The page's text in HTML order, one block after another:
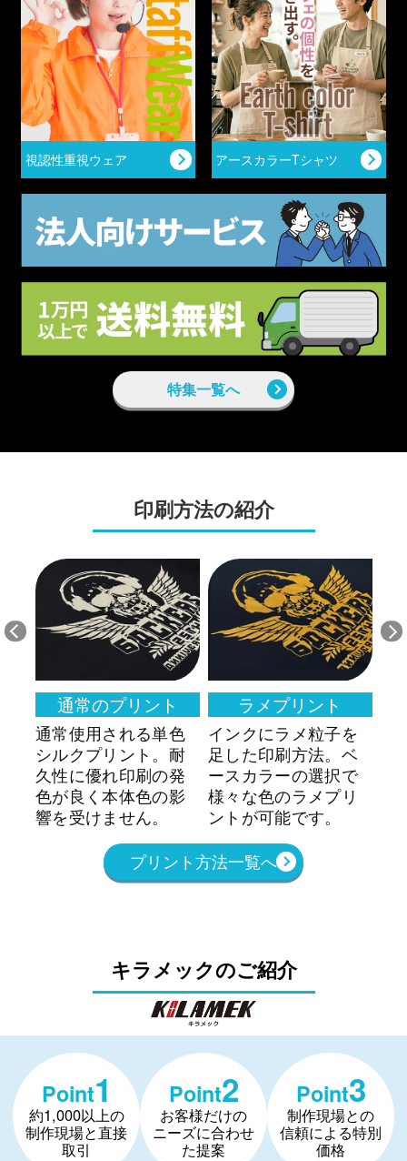
視認性重視ウェア アースカラーTシャツ
特集一覧へ
印刷方法の紹介
通常のプリント
通常使用される単色
シルクプリント。耐
久性に優れ印刷の発
色が良く本体色の影
響を受けません。
ラメプリント
インクにラメ粒子を
足した印刷方法。ベ
ースカラーの選択で
様々な色のラメプリ
ントが可能です。
プリント方法一覧へ
キラメックのご紹介
Point1
約1,000以上の
制作現場と直接
取引
Point2
お客様だけの
ニーズに合わせ
た提案
Point3
制作現場との
信頼による特別
価格